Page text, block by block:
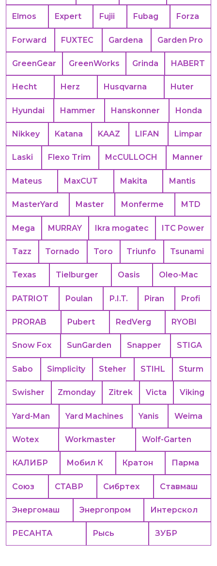
Elmos Expert Fujii Fubag Forza
Forward FUXTEC Gardena Garden Pro
GreenGear GreenWorks Grinda HABERT
Hecht Herz Husqvarna Huter
Hyundai Hammer Hanskonner Honda
Nikkey Katana KAAZ LIFAN Limpar
Laski Flexo Trim McCULLOCH Manner
Mateus MaxCUT Makita Mantis
MasterYard Master Monferme MTD
Mega MURRAY Ikra mogatec ITC Power
Tazz Tornado Toro Triunfo Tsunami
Texas Tielburger Oasis Oleo-Mac
PATRIOT Poulan P.I.T. Piran Profi
PRORAB Pubert RedVerg RYOBI
Snow Fox SunGarden Snapper STIGA
Sabo Simplicity Steher STIHL Sturm
Swisher Zmonday Zitrek Victa Viking
Yard-Man Yard Machines Yanis Weima
Wotex Workmaster Wolf-Garten
КАЛИБР Мобил К Кратон Парма
Союз СТАВР Сибртех Ставмаш
Энергомаш Энергопром Интерскол
РЕСАНТА Рысь ЗУБР